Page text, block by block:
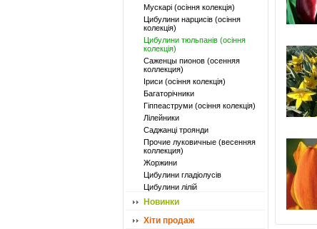
Мускарі (осіння колекція)
Цибулини нарцисів (осіння
колекція)
Цибулини тюльпанів (осіння
колекція)
Саженцы пионов (осенняя
коллекция)
Іриси (осіння колекція)
Багаторічники
Гіппеаструми (осіння колекція)
Лілейники
Саджанці троянди
Прочие луковичные (весенняя
коллекция)
Жоржини
Цибулини гладіолусів
Цибулини лілій
Новинки
Хіти продаж